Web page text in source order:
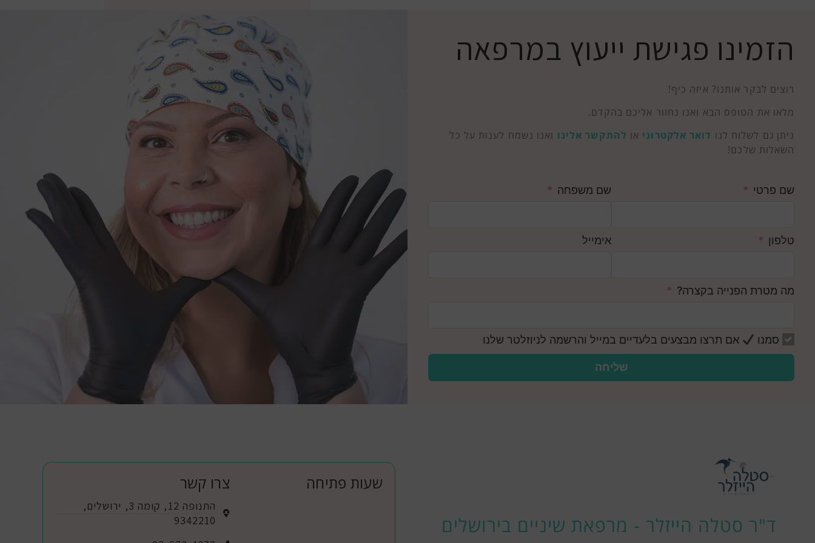
הזמינו פגישת ייעוץ במרפאה
רוצים לבקר אותנו? איזה כיף!
מלאו את הטופס הבא ואנו נחזור אליכם בהקדם.
ניתן גם לשלוח לנו דואר אלקטרוני או להתקשר אלינו ואנו נשמח לענות על כל
השאלות שלכם!
שם פרטי שם משפחה
טלפון אימייל
מה מטרת הפנייה בקצרה?
סמנו אם תרצו מבצעים בלעדיים במייל והרשמה לניוזלטר שלנו
שליחה
ד"ר סטלה הייזלר - מרפאת שיניים בירושלים
שעות פתיחה צרו קשר
התנופה 12, קומה 3, ירושלים,
9342210